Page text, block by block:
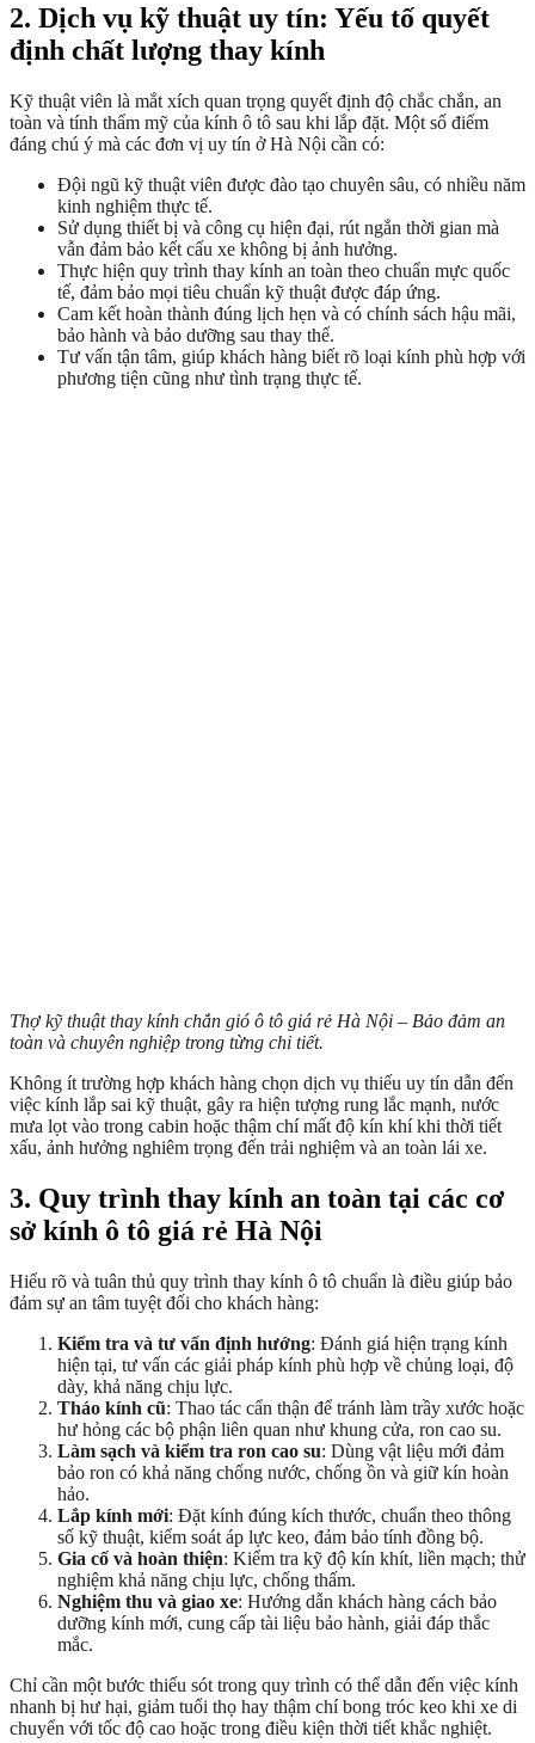
2. Dịch vụ kỹ thuật uy tín: Yếu tố quyết
định chất lượng thay kính
Kỹ thuật viên là mắt xích quan trọng quyết định độ chắc chắn, an
toàn và tính thẩm mỹ của kính ô tô sau khi lắp đặt. Một số điểm
đáng chú ý mà các đơn vị uy tín ở Hà Nội cần có:
Đội ngũ kỹ thuật viên được đào tạo chuyên sâu, có nhiều năm
kinh nghiệm thực tế.
Sử dụng thiết bị và công cụ hiện đại, rút ngắn thời gian mà
vẫn đảm bảo kết cấu xe không bị ảnh hưởng.
Thực hiện quy trình thay kính an toàn theo chuẩn mực quốc
tế, đảm bảo mọi tiêu chuẩn kỹ thuật được đáp ứng.
Cam kết hoàn thành đúng lịch hẹn và có chính sách hậu mãi,
bảo hành và bảo dưỡng sau thay thế.
Tư vấn tận tâm, giúp khách hàng biết rõ loại kính phù hợp với
phương tiện cũng như tình trạng thực tế.
Thợ kỹ thuật thay kính chắn gió ô tô giá rẻ Hà Nội – Bảo đảm an
toàn và chuyên nghiệp trong từng chi tiết.
Không ít trường hợp khách hàng chọn dịch vụ thiếu uy tín dẫn đến
việc kính lắp sai kỹ thuật, gây ra hiện tượng rung lắc mạnh, nước
mưa lọt vào trong cabin hoặc thậm chí mất độ kín khí khi thời tiết
xấu, ảnh hưởng nghiêm trọng đến trải nghiệm và an toàn lái xe.
3. Quy trình thay kính an toàn tại các cơ
sở kính ô tô giá rẻ Hà Nội
Hiểu rõ và tuân thủ quy trình thay kính ô tô chuẩn là điều giúp bảo
đảm sự an tâm tuyệt đối cho khách hàng:
Kiểm tra và tư vấn định hướng: Đánh giá hiện trạng kính
hiện tại, tư vấn các giải pháp kính phù hợp về chủng loại, độ
dày, khả năng chịu lực.
Tháo kính cũ: Thao tác cẩn thận để tránh làm trầy xước hoặc
hư hỏng các bộ phận liên quan như khung cửa, ron cao su.
Làm sạch và kiểm tra ron cao su: Dùng vật liệu mới đảm
bảo ron có khả năng chống nước, chống ồn và giữ kín hoàn
hảo.
Lắp kính mới: Đặt kính đúng kích thước, chuẩn theo thông
số kỹ thuật, kiểm soát áp lực keo, đảm bảo tính đồng bộ.
Gia cố và hoàn thiện: Kiểm tra kỹ độ kín khít, liền mạch; thử
nghiệm khả năng chịu lực, chống thấm.
Nghiệm thu và giao xe: Hướng dẫn khách hàng cách bảo
dưỡng kính mới, cung cấp tài liệu bảo hành, giải đáp thắc
mắc.
Chỉ cần một bước thiếu sót trong quy trình có thể dẫn đến việc kính
nhanh bị hư hại, giảm tuổi thọ hay thậm chí bong tróc keo khi xe di
chuyển với tốc độ cao hoặc trong điều kiện thời tiết khắc nghiệt.